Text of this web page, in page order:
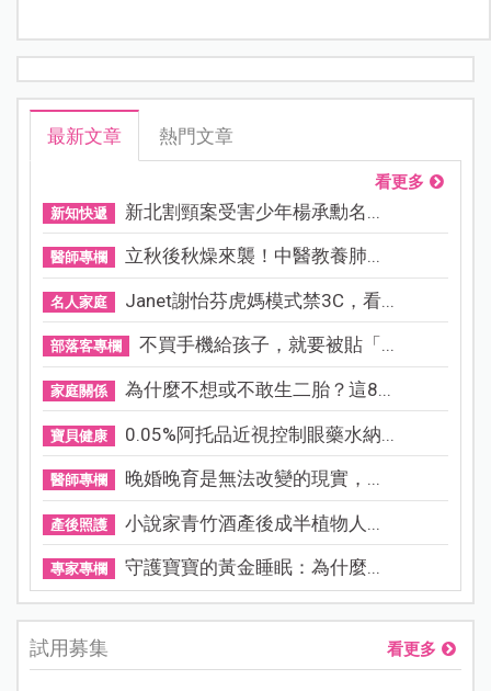
最新文章 熱門文章
看更多
新知快遞 新北割頸案受害少年楊承勳名...
醫師專欄 立秋後秋燥來襲！中醫教養肺...
名人家庭 Janet謝怡芬虎媽模式禁3C，看...
部落客專欄 不買手機給孩子，就要被貼「...
家庭關係 為什麼不想或不敢生二胎？這8...
寶貝健康 0.05%阿托品近視控制眼藥水納...
醫師專欄 晚婚晚育是無法改變的現實，...
產後照護 小說家青竹酒產後成半植物人...
專家專欄 守護寶寶的黃金睡眠：為什麼...
試用募集 看更多